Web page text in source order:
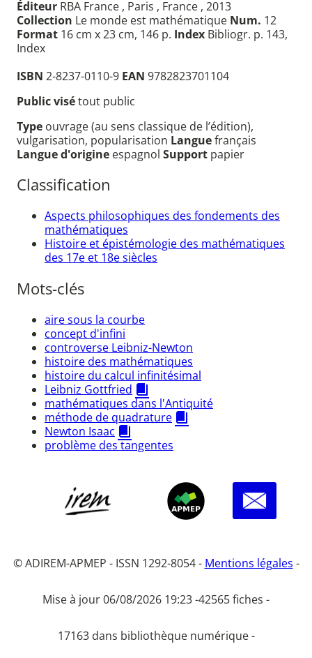
Éditeur RBA France , Paris , France , 2013
Collection Le monde est mathématique Num. 12
Format 16 cm x 23 cm, 146 p. Index Bibliogr. p. 143,
Index
ISBN 2-8237-0110-9 EAN 9782823701104
Public visétout public
Type ouvrage (au sens classique de l’édition),
vulgarisation, popularisation Languefrançais
Langue d'origine espagnol Support papier
Classification
Aspects philosophiques des fondements des
mathématiques
Histoire et épistémologie des mathématiques
des 17e et 18e siècles
Mots-clés
aire sous la courbe
concept d'infini
controverse Leibniz-Newton
histoire des mathématiques
histoire du calcul infinitésimal
Leibniz Gottfried
mathématiques dans l'Antiquité
méthode de quadrature
Newton Isaac
problème des tangentes
© ADIREM-APMEP - ISSN 1292-8054 - Mentions légales -
Mise à jour 06/08/2026 19:23 -42565 fiches -
17163 dans bibliothèque numérique -